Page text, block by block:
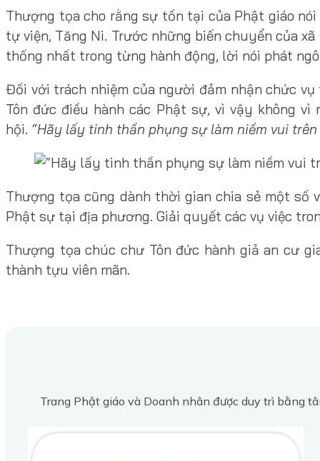
Thượng tọa cho rằng sự tồn tại của Phật giáo
tự viện, Tăng Ni. Trước những biến chuyển của
thống nhất trong từng hành động, lời nói phát
Đối với trách nhiệm của người đảm nhận chức
Tôn đức điều hành các Phật sự, vì vậy không
hội. “Hãy lấy tinh thần phụng sự làm niềm vui
Thượng tọa cũng dành thời gian chia sẻ một số
Phật sự tại địa phương. Giải quyết các vụ việc
Thượng tọa chúc chư Tôn đức hành giả an cư
thành tựu viên mãn.
Trang Phật giáo và Doanh nhân được duy trì bằng